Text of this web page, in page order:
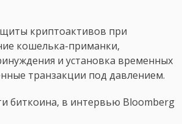
криптоактивов при
кошелька-приманки,
и установка временных
транзакции под давлением.
биткоина, в интервью Bloomberg